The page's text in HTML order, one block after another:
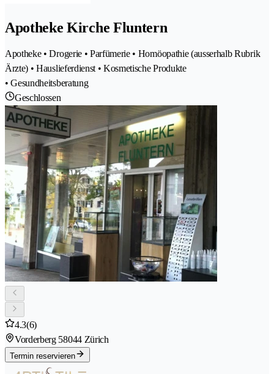
Apotheke Kirche Fluntern
Apotheke • Drogerie • Parfümerie • Homöopathie (ausserhalb Rubrik
Ärzte) • Hauslieferdienst • Kosmetische Produkte
• Gesundheitsberatung
Geschlossen
4.3(6)
Vorderberg 58044 Zürich
Termin reservieren